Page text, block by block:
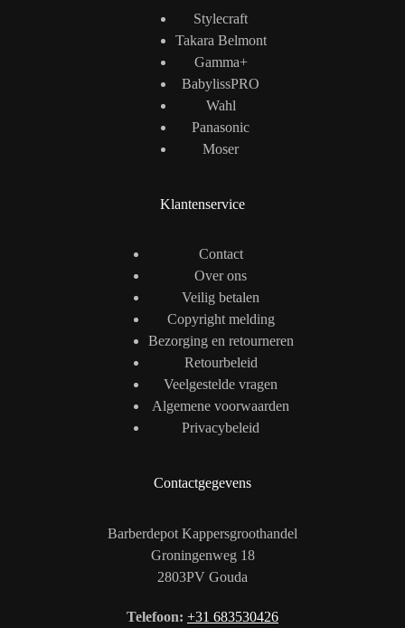
Stylecraft
Takara Belmont
Gamma+
BabylissPRO
Wahl
Panasonic
Moser
Klantenservice
Contact
Over ons
Veilig betalen
Copyright melding
Bezorging en retourneren
Retourbeleid
Veelgestelde vragen
Algemene voorwaarden
Privacybeleid
Contactgegevens
Barberdepot Kappersgroothandel
Groningenweg 18
2803PV Gouda
Telefoon: +31 683530426